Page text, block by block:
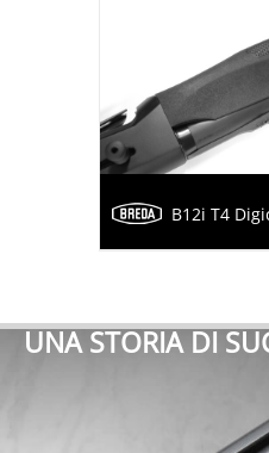
B12i T4
UNA STORIA DI